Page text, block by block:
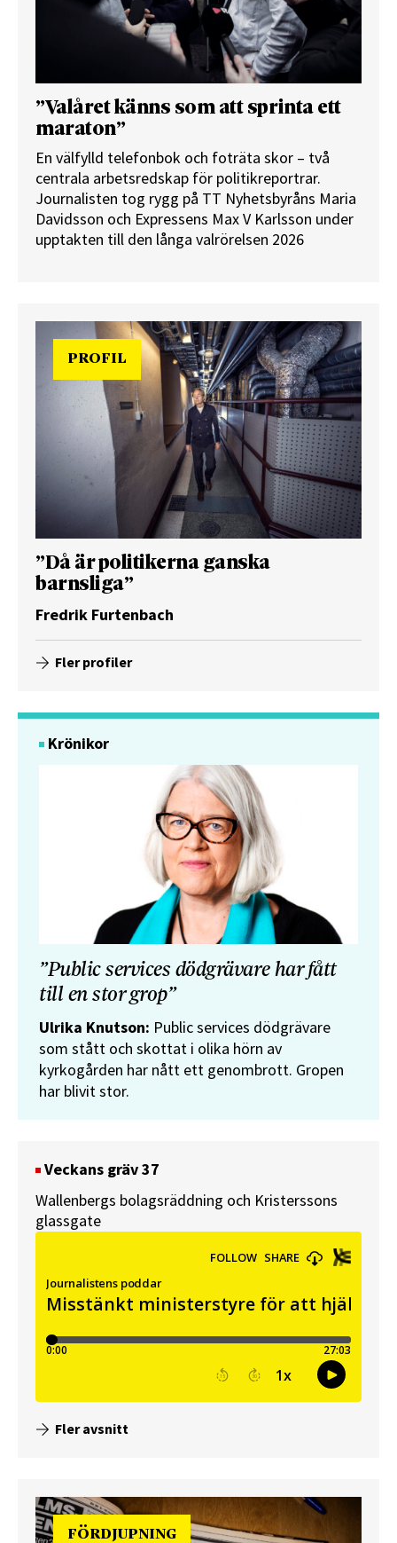
”Valåret känns som att sprinta ett
maraton”
En välfylld telefonbok och foträta skor – två
centrala arbetsredskap för politikreportrar.
Journalisten tog rygg på TT Nyhetsbyråns Maria
Davidsson och Expressens Max V Karlsson under
upptakten till den långa valrörelsen 2026
PROFIL
”Då är politikerna ganska
barnsliga”
Fredrik Furtenbach
Fler profiler
Krönikor
”Public services dödgrävare har fått
till en stor grop”
Ulrika Knutson: Public services dödgrävare
som stått och skottat i olika hörn av
kyrkogården har nått ett genombrott. Gropen
har blivit stor.
Veckans gräv 37
Wallenbergs bolagsräddning och Kristerssons
glassgate
Fler avsnitt
FÖRDJUPNING